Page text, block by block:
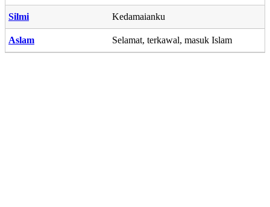
Silmi Kedamaianku
Aslam Selamat, terkawal, masuk Islam